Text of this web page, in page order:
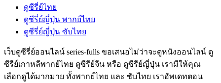
ดูซีรี่ย์ไทย
ดูซีรี่ย์ญี่ปุ่น พากย์ไทย
ดูซีรี่ย์ญี่ปุ่น ซับไทย
เว็บดูซีรี่ย์ออนไลน์ series-fulls ขอเสนอไม่ว่าจะดูหนังออนไลน์ ดู
ซีรีย์เกาหลีพากย์ไทย ดูซีรีย์จีน หรือ ดูซีรีย์ญี่ปุ่น เรามีให้คุณ
เลือกดูได้มากมาย ทั้งพากย์ไทย และ ซับไทย เราอัพเดทตอน